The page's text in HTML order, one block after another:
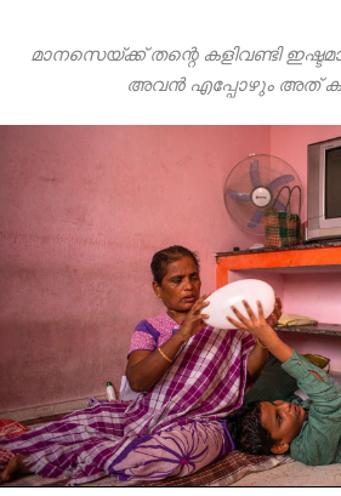
മാനസെയ്ക്ക് തന്റെ കളിവണ്ടി
അവൻ എപ്പോഴും അത്